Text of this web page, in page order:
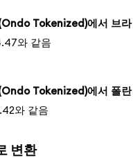
Tokenized)에서 브라
와 같음
Tokenized)에서 폴란
와 같음
변환